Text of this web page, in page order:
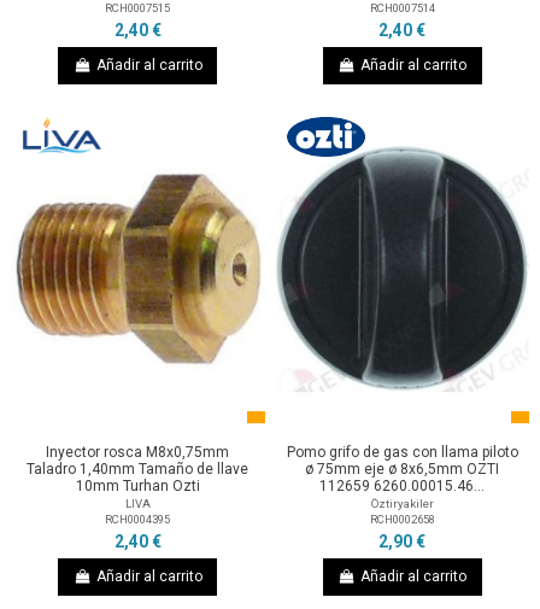
RCH0007515
2,40 €
Añadir al carrito
RCH0007514
2,40 €
Añadir al carrito
Inyector rosca M8x0,75mm
Taladro 1,40mm Tamaño de llave
10mm Turhan Ozti
LIVA
RCH0004395
2,40 €
Añadir al carrito
Pomo grifo de gas con llama piloto
ø 75mm eje ø 8x6,5mm OZTI
112659 6260.00015.46...
Öztiryakiler
RCH0002658
2,90 €
Añadir al carrito